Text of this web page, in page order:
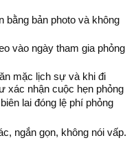
bằng bản photo và không
vào ngày tham gia phỏng
mặc lịch sự và khi đi
xác nhận cuộc hẹn phỏng
lai đóng lệ phí phỏng
ngắn gọn, không nói vấp.